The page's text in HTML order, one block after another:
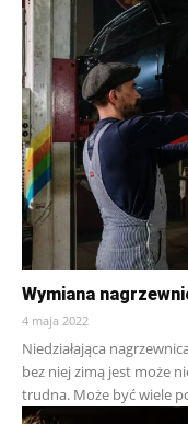
Wymiana
4 maja 2022
Niedziałająca
bez niej zimą jest może
trudna. Może być wiele